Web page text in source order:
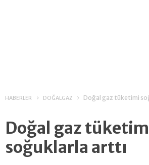
HABERLER DOĞALGAZ Doğal gaz tüketimi
Doğal gaz
soğuklarla arttı